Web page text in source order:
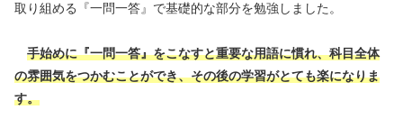
取り組める『一問一答』で基礎的な部分を勉強しました。
手始めに『一問一答』をこなすと重要な用語に慣れ、科目全体
の雰囲気をつかむことができ、その後の学習がとても楽になりま
す。